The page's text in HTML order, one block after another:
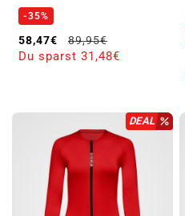
-35%
Verkaufspreis
58,47€ Normaler Preis
89,95€
Du sparst 31,48€
DEAL